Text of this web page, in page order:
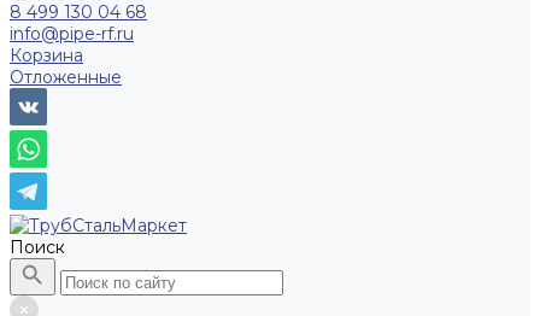
8 499 130 04 68
info@pipe-rf.ru
Корзина
Отложенные
Поиск